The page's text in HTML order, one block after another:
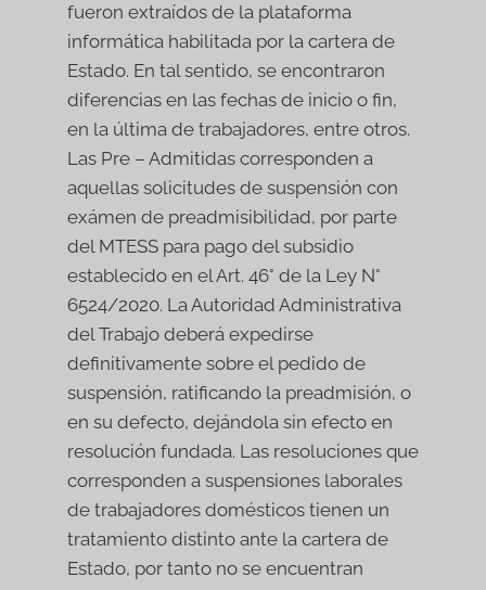
fueron extraídos de la plataforma
informática habilitada por la cartera de
Estado. En tal sentido, se encontraron
diferencias en las fechas de inicio o fin,
en la última de trabajadores, entre otros.
Las Pre – Admitidas corresponden a
aquellas solicitudes de suspensión con
exámen de preadmisibilidad, por parte
del MTESS para pago del subsidio
establecido en el Art. 46° de la Ley N°
6524/2020. La Autoridad Administrativa
del Trabajo deberá expedirse
definitivamente sobre el pedido de
suspensión, ratificando la preadmisión, o
en su defecto, dejándola sin efecto en
resolución fundada. Las resoluciones que
corresponden a suspensiones laborales
de trabajadores domésticos tienen un
tratamiento distinto ante la cartera de
Estado, por tanto no se encuentran